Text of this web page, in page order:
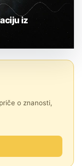
iz
o znanosti,